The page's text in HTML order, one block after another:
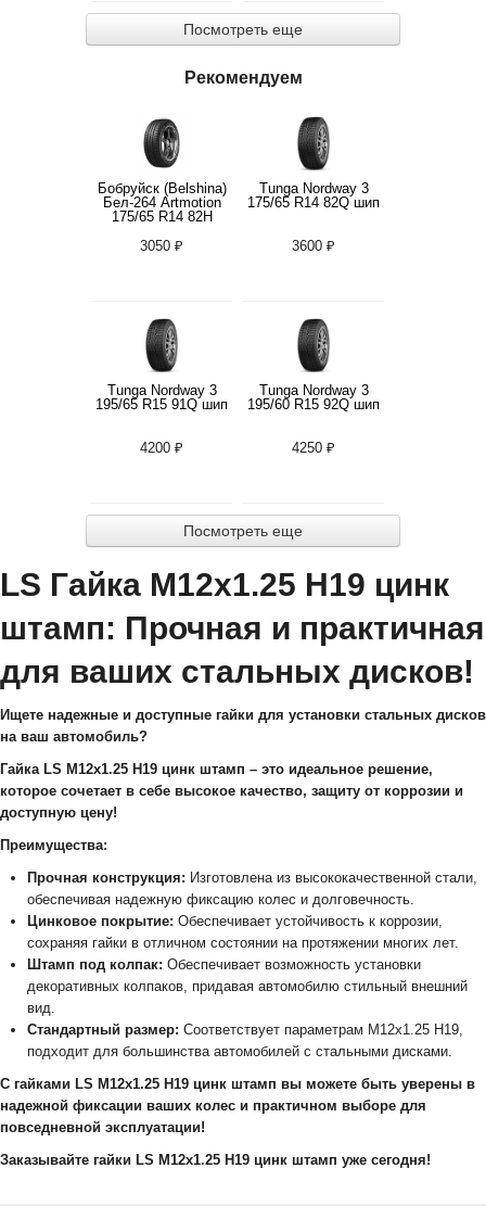
Посмотреть еще
Рекомендуем
Бобруйск (Belshina)
Бел-264 Artmotion
175/65 R14 82H
3050 ₽
Tunga Nordway 3
175/65 R14 82Q шип
3600 ₽
Tunga Nordway 3
195/65 R15 91Q шип
4200 ₽
Tunga Nordway 3
195/60 R15 92Q шип
4250 ₽
Посмотреть еще
LS Гайка М12х1.25 H19 цинк
штамп: Прочная и практичная
для ваших стальных дисков!
Ищете надежные и доступные гайки для установки стальных дисков
на ваш автомобиль?
Гайка LS М12х1.25 H19 цинк штамп – это идеальное решение,
которое сочетает в себе высокое качество, защиту от коррозии и
доступную цену!
Преимущества:
Прочная конструкция: Изготовлена из высококачественной стали,
обеспечивая надежную фиксацию колес и долговечность.
Цинковое покрытие: Обеспечивает устойчивость к коррозии,
сохраняя гайки в отличном состоянии на протяжении многих лет.
Штамп под колпак: Обеспечивает возможность установки
декоративных колпаков, придавая автомобилю стильный внешний
вид.
Стандартный размер: Соответствует параметрам М12х1.25 H19,
подходит для большинства автомобилей с стальными дисками.
С гайками LS М12х1.25 H19 цинк штамп вы можете быть уверены в
надежной фиксации ваших колес и практичном выборе для
повседневной эксплуатации!
Заказывайте гайки LS М12х1.25 H19 цинк штамп уже сегодня!